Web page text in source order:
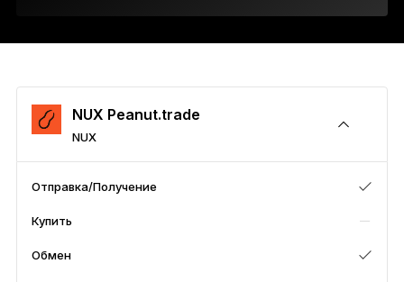
Ко всем устройствам
Аппаратные кошельки
Наборы
NUX Peanut.trade
NUX
Отправка/Получение
Купить
Обмен